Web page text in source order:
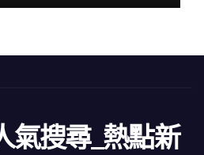
氣搜尋_熱點新